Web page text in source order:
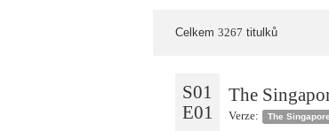
Celkem 3267 titulků
S01
E01
The
Verze: The